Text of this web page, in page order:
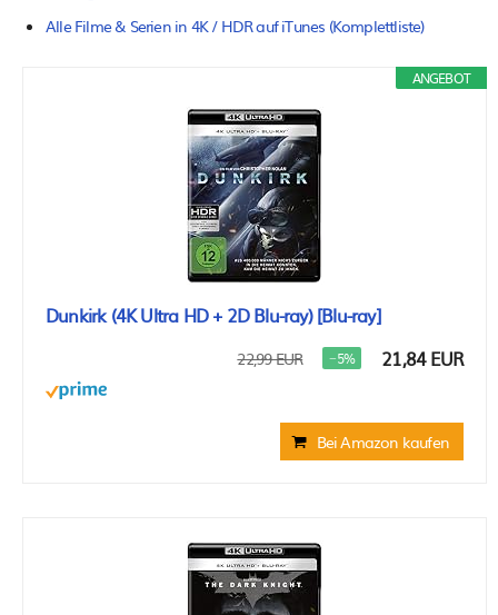
Alle Filme & Serien in 4K / HDR auf iTunes (Komplettliste)
ANGEBOT
Dunkirk (4K Ultra HD + 2D Blu-ray) [Blu-ray]
22,99 EUR −5% 21,84 EUR
Bei Amazon kaufen